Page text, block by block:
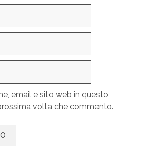
email e sito web in questo
volta che commento.